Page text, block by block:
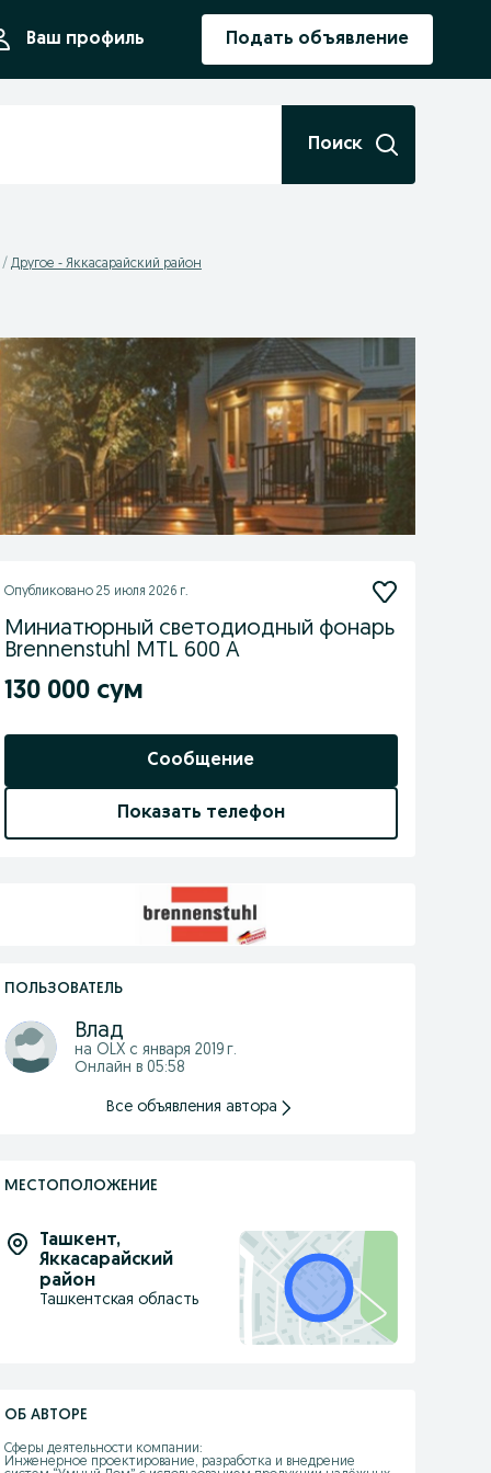
Ваш профиль Подать объявление
Поиск
Другое - Яккасарайский район
Опубликовано 25 июля 2026 г.
Миниатюрный светодиодный фонарь
Brennenstuhl MTL 600 A
130 000 сум
Сообщение
Показать телефон
ПОЛЬЗОВАТЕЛЬ
Влад
на OLX с января 2019 г.
Онлайн в 05:58
Все объявления автора
МЕСТОПОЛОЖЕНИЕ
Ташкент,
Яккасарайский
район
Ташкентская область
ОБ АВТОРЕ
Сферы деятельности компании:
Инженерное проектирование, разработка и внедрение